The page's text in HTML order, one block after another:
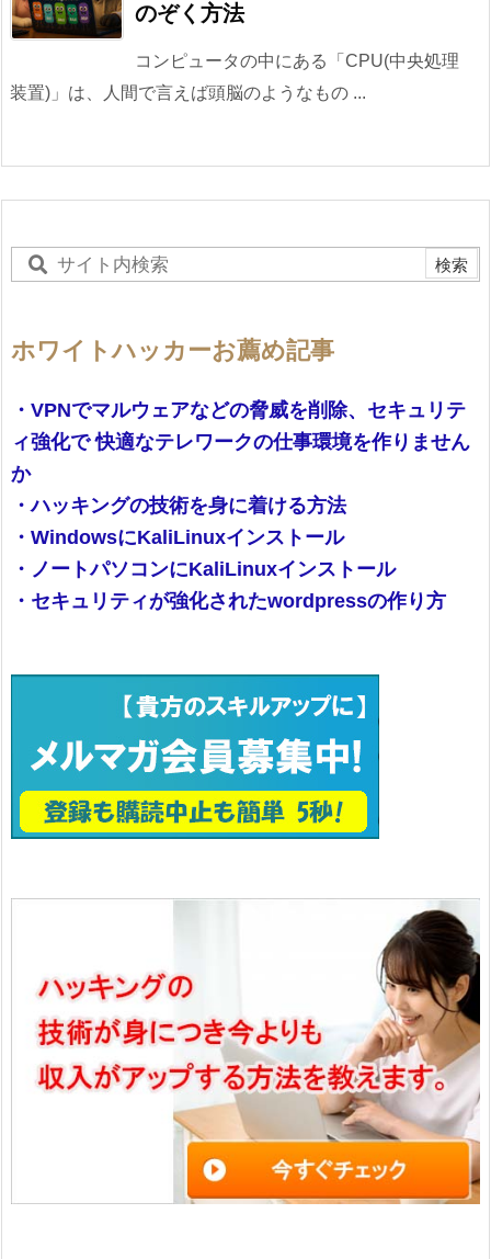
のぞく方法
コンピュータの中にある「CPU(中央処理
装置)」は、人間で言えば頭脳のようなもの ...
ホワイトハッカーお薦め記事
・VPNでマルウェアなどの脅威を削除、セキュリテ
ィ強化で 快適なテレワークの仕事環境を作りません
か
・ハッキングの技術を身に着ける方法
・WindowsにKaliLinuxインストール
・ノートパソコンにKaliLinuxインストール
・セキュリティが強化されたwordpressの作り方